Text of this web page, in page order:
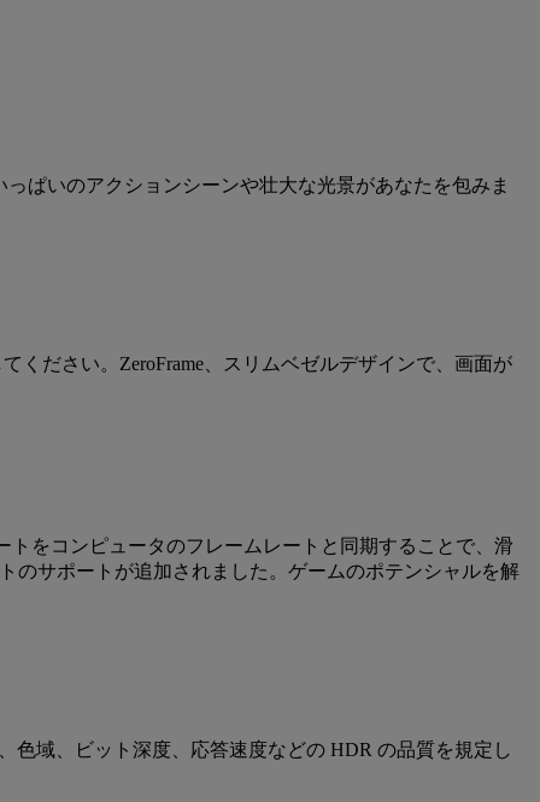
ぱいのアクションシーンや壮大な光景があなたを包みま
ください。ZeroFrame、スリムベゼルデザインで、画面が
をコンピュータのフレームレートと同期することで、滑
のサポートが追加されました。ゲームのポテンシャルを解
域、ビット深度、応答速度などの HDR の品質を規定し